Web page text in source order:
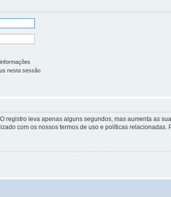
nesta sessão
registro leva apenas alguns segundos, mas aumenta as
com os nossos termos de uso e políticas